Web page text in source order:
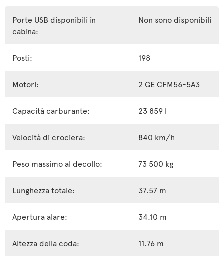
Porte USB disponibili in
cabina:
Non sono disponibili
Posti: 198
Motori: 2 GE CFM56-5A3
Capacità carburante: 23 859 l
Velocità di crociera: 840 km/h
Peso massimo al decollo: 73 500 kg
Lunghezza totale: 37.57 m
Apertura alare: 34.10 m
Altezza della coda: 11.76 m